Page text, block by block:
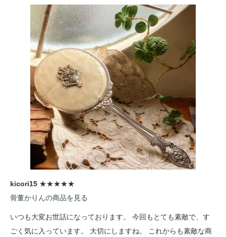
kicori15 ★★★★★
骨董かりんの商品を見る
いつも大変お世話になっております。 今回もとても素敵で、す
ごく気に入っています。 大切にしますね。 これからも素敵な商